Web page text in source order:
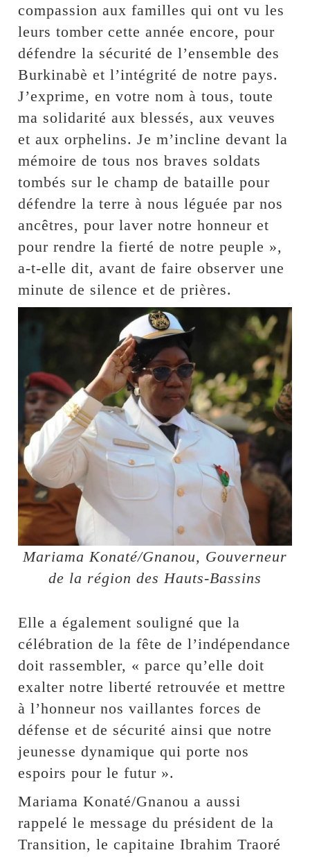
compassion aux familles qui ont vu les
leurs tomber cette année encore, pour
défendre la sécurité de l’ensemble des
Burkinabè et l’intégrité de notre pays.
J’exprime, en votre nom à tous, toute
ma solidarité aux blessés, aux veuves
et aux orphelins. Je m’incline devant la
mémoire de tous nos braves soldats
tombés sur le champ de bataille pour
défendre la terre à nous léguée par nos
ancêtres, pour laver notre honneur et
pour rendre la fierté de notre peuple »,
a-t-elle dit, avant de faire observer une
minute de silence et de prières.
Mariama Konaté/Gnanou, Gouverneur
de la région des Hauts-Bassins
Elle a également souligné que la
célébration de la fête de l’indépendance
doit rassembler, « parce qu’elle doit
exalter notre liberté retrouvée et mettre
à l’honneur nos vaillantes forces de
défense et de sécurité ainsi que notre
jeunesse dynamique qui porte nos
espoirs pour le futur ».
Mariama Konaté/Gnanou a aussi
rappelé le message du président de la
Transition, le capitaine Ibrahim Traoré